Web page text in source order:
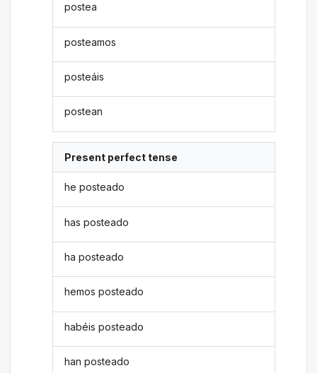
postea
posteamos
posteáis
postean
Present perfect tense
he posteado
has posteado
ha posteado
hemos posteado
habéis posteado
han posteado